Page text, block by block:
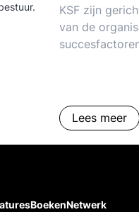
KSF zijn
van de organisatie.
noodzakelijke
("kritiek").Tips
van Kritische
Lees meer
BoekenNetwerk